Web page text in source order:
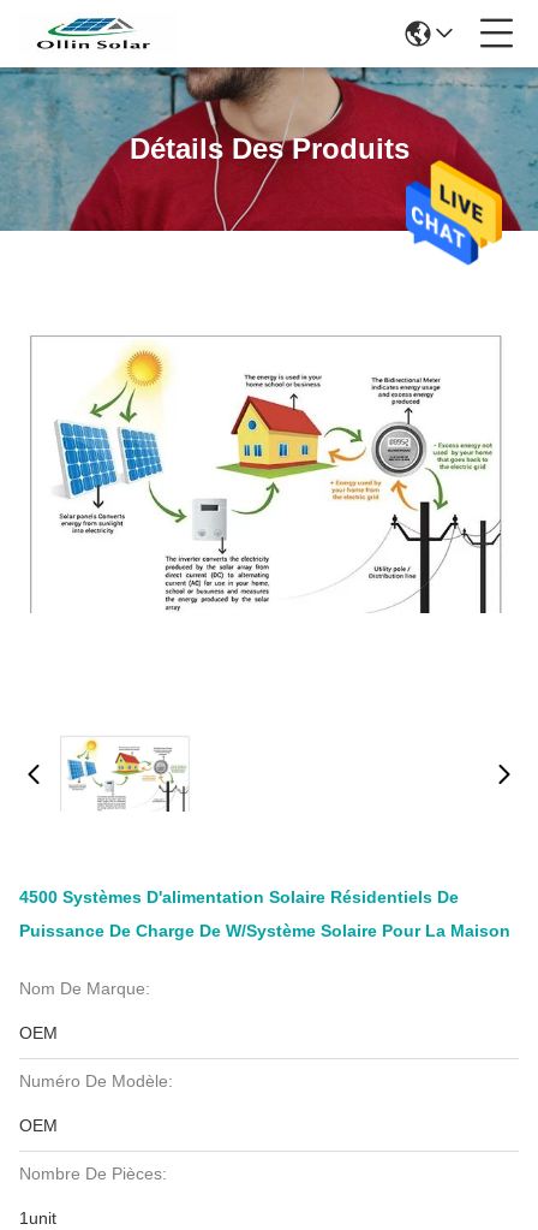
Détails Des Produits
4500 Systèmes D'alimentation Solaire Résidentiels De
Puissance De Charge De W/système Solaire Pour La Maison
Nom De Marque:
OEM
Numéro De Modèle:
OEM
Nombre De Pièces:
1unit